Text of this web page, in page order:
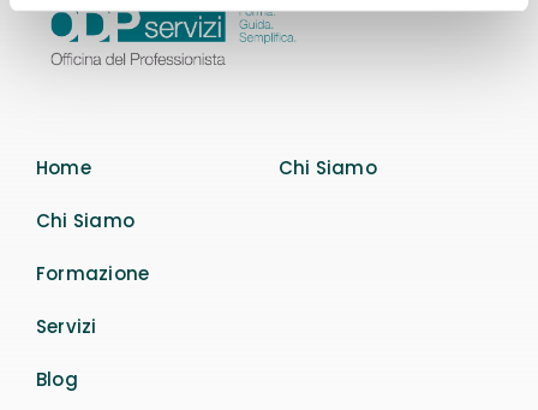
Home
Chi Siamo
Formazione
Servizi
Blog
Chi Siamo